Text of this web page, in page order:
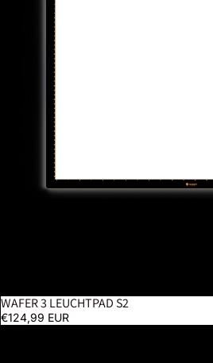
WAFER 3 LEUCHTPAD S2
€124,99 EUR